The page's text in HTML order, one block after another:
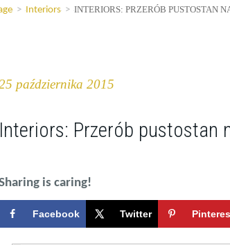
> Interiors > INTERIORS: PRZERÓB PUSTOSTAN
października 2015
Interiors: Przerób pustostan
is caring!
Facebook Twitter